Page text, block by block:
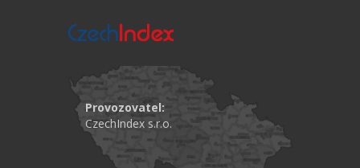
Provozovatel:
CzechIndex s.r.o.